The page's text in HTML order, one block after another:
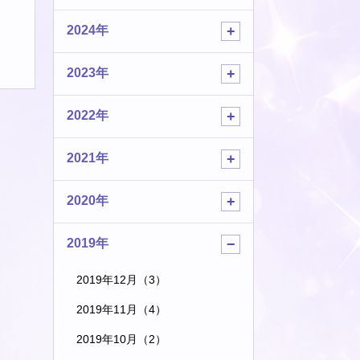
2024年
2023年
2022年
2021年
2020年
2019年
2019年12月（3）
2019年11月（4）
2019年10月（2）